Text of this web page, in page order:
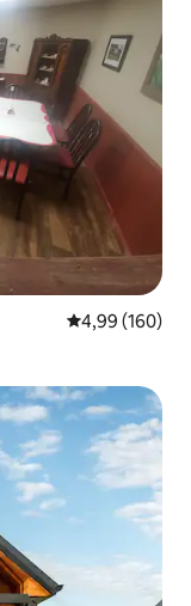
4,99 (160)